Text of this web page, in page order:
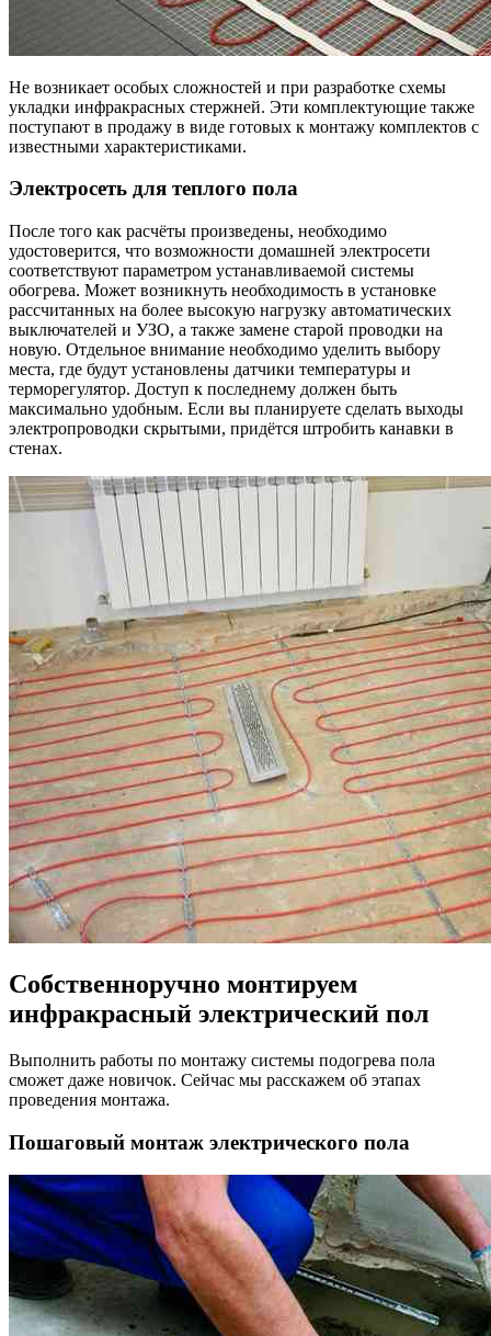
Не возникает особых сложностей и при разработке схемы
укладки инфракрасных стержней. Эти комплектующие также
поступают в продажу в виде готовых к монтажу комплектов с
известными характеристиками.
Электросеть для теплого пола
После того как расчёты произведены, необходимо
удостоверится, что возможности домашней электросети
соответствуют параметром устанавливаемой системы
обогрева. Может возникнуть необходимость в установке
рассчитанных на более высокую нагрузку автоматических
выключателей и УЗО, а также замене старой проводки на
новую. Отдельное внимание необходимо уделить выбору
места, где будут установлены датчики температуры и
терморегулятор. Доступ к последнему должен быть
максимально удобным. Если вы планируете сделать выходы
электропроводки скрытыми, придётся штробить канавки в
стенах.
Собственноручно монтируем
инфракрасный электрический пол
Выполнить работы по монтажу системы подогрева пола
сможет даже новичок. Сейчас мы расскажем об этапах
проведения монтажа.
Пошаговый монтаж электрического пола